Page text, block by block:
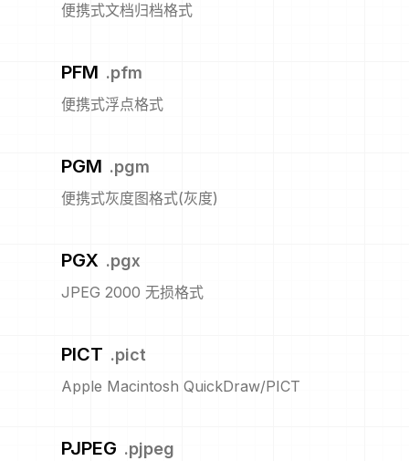
便携式文档归档格式
PFM .pfm
便携式浮点格式
PGM .pgm
便携式灰度图格式(灰度)
PGX .pgx
JPEG 2000 无损格式
PICT .pict
Apple Macintosh QuickDraw/PICT
PJPEG .pjpeg